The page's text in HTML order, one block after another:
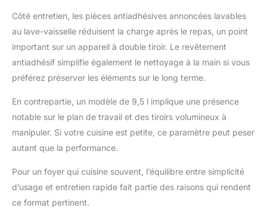
Côté entretien, les pièces antiadhésives annoncées lavables
au lave-vaisselle réduisent la charge après le repas, un point
important sur un appareil à double tiroir. Le revêtement
antiadhésif simplifie également le nettoyage à la main si vous
préférez préserver les éléments sur le long terme.
En contrepartie, un modèle de 9,5 l implique une présence
notable sur le plan de travail et des tiroirs volumineux à
manipuler. Si votre cuisine est petite, ce paramètre peut peser
autant que la performance.
Pour un foyer qui cuisine souvent, l’équilibre entre simplicité
d’usage et entretien rapide fait partie des raisons qui rendent
ce format pertinent.